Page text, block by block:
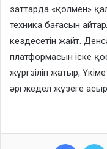
заттарда «қолмен»
техника бағасын
кездесетін жайт.
платформасын іске
жүргзіліп жатыр,
әрі жедел жүзеге